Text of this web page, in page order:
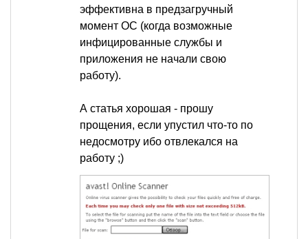
эффективна в предзагручный
момент ОС (когда возможные
инфицированные службы и
приложения не начали свою
работу).
А статья хорошая - прошу
прощения, если упустил что-то по
недосмотру ибо отвлекался на
работу ;)